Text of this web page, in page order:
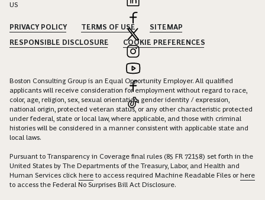
US
PRIVACY POLICY TERMS OF USE
SITEMAP
RESPONSIBLE DISCLOSURE
COOKIE PREFERENCES
Boston Consulting Group is an Equal Opportunity Employer. All qualified
applicants will receive consideration for employment without regard to race,
color, age, religion, sex, sexual orientation, gender identity / expression,
national origin, protected veteran status, or any other characteristic protected
under federal, state or local law, where applicable, and those with criminal
histories will be considered in a manner consistent with applicable state and
local laws.
Pursuant to Transparency in Coverage final rules (85 FR 72158) set forth in the
United States by The Departments of the Treasury, Labor, and Health and
Human Services click here to access required Machine Readable Files orhere
to access the Federal No Surprises Bill Act Disclosure.